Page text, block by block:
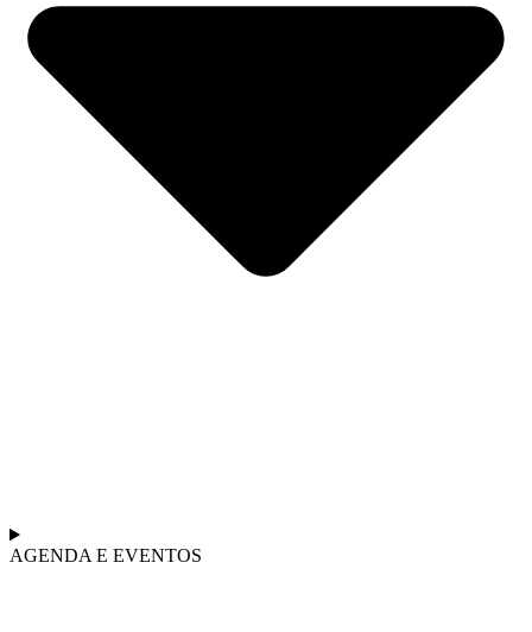
AGENDA E EVENTOS